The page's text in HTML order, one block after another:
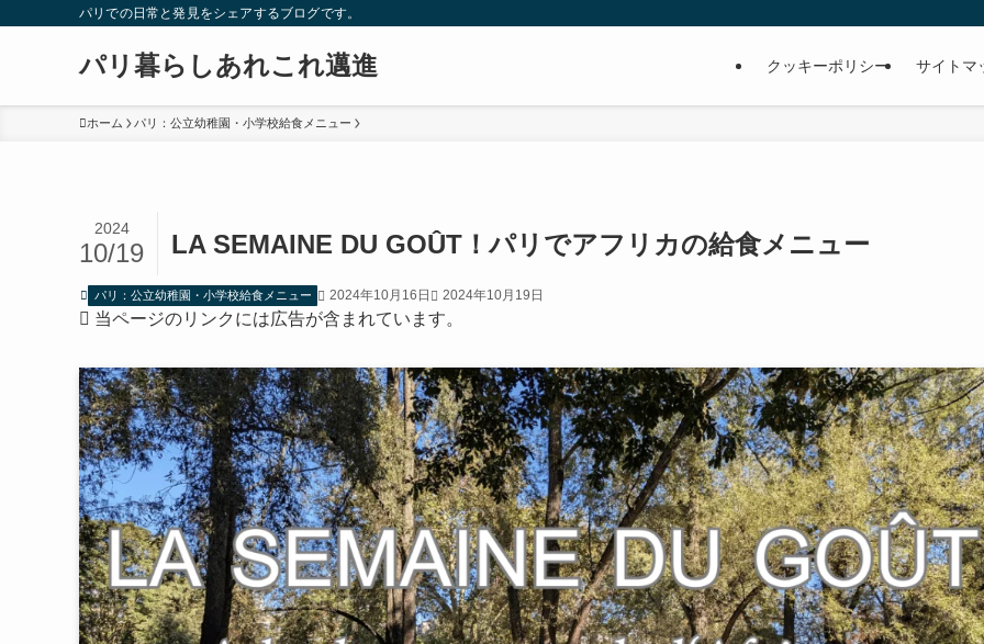
パリでの日常と発見をシェアするブログです。
パリ暮らしあれこれ邁進 クッキーポリシー サイトマ
ホーム パリ：公立幼稚園・小学校給食メニュー
LA SEMAINE DU GOÛT！パリでアフリカの給食メニュー
2024
10/19
パリ：公立幼稚園・小学校給食メニュー 2024年10月16日 2024年10月19日
当ページのリンクには広告が含まれています。